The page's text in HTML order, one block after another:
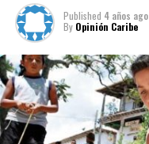
Published 4 años ago
By Opinión Caribe